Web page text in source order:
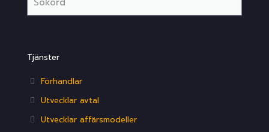
Tjänster
Förhandlar
Utvecklar avtal
Utvecklar affärsmodeller